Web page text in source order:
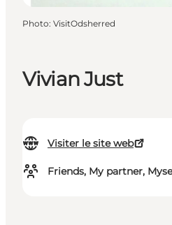
Vivian Just
Visiter le site web
Friends, My partner,
Photo: VisitOdsherred